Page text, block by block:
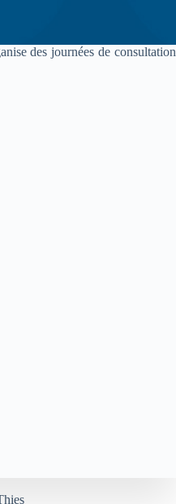
des journées de consultation